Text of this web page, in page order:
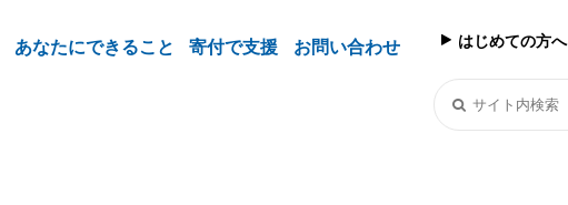
あなたにできること 寄付で支援 お問い合わせ はじめての方へ